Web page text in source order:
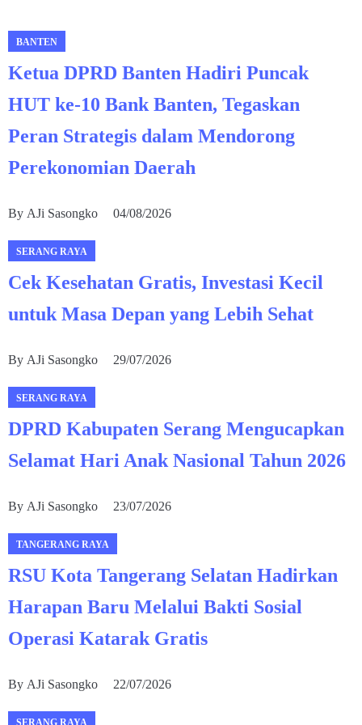
BANTEN
Ketua DPRD Banten Hadiri Puncak
HUT ke-10 Bank Banten, Tegaskan
Peran Strategis dalam Mendorong
Perekonomian Daerah
By AJi Sasongko 04/08/2026
SERANG RAYA
Cek Kesehatan Gratis, Investasi Kecil
untuk Masa Depan yang Lebih Sehat
By AJi Sasongko 29/07/2026
SERANG RAYA
DPRD Kabupaten Serang Mengucapkan
Selamat Hari Anak Nasional Tahun 2026
By AJi Sasongko 23/07/2026
TANGERANG RAYA
RSU Kota Tangerang Selatan Hadirkan
Harapan Baru Melalui Bakti Sosial
Operasi Katarak Gratis
By AJi Sasongko 22/07/2026
SERANG RAYA